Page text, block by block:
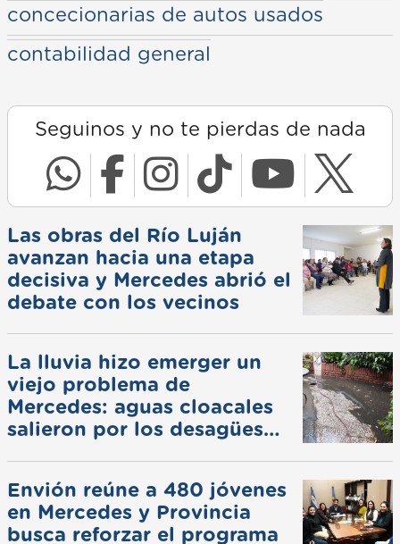
concecionarias de autos usados
contabilidad general
Seguinos y no te pierdas de nada
Las obras del Río Luján
avanzan hacia una etapa
decisiva y Mercedes abrió el
debate con los vecinos
La lluvia hizo emerger un
viejo problema de
Mercedes: aguas cloacales
salieron por los desagües
Envión reúne a 480 jóvenes
en Mercedes y Provincia
busca reforzar el programa